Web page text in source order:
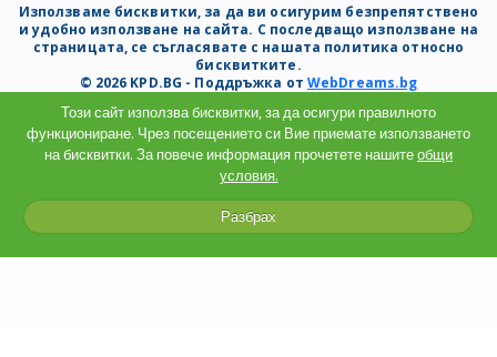
Използваме бисквитки, за да ви осигурим безпрепятствено
и удобно използване на сайта. С последващо използване на
страницата, се съгласявате с нашата политика относно
бисквитките.
© 2026 KPD.BG - Поддръжка отWebDreams.bg
Този сайт използва бисквитки, за да осигури правилното
функциониране. Чрез посещението си Вие приемате използването
на бисквитки. За повече информация прочетете нашитеобщи
условия.
Разбрах